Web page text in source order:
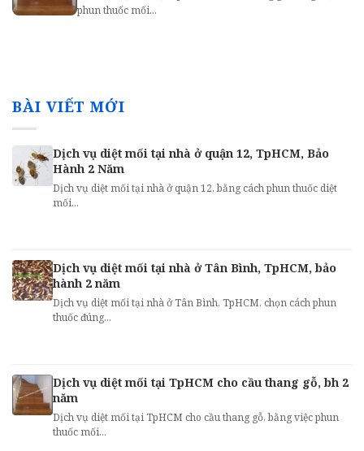
phun thuốc mối...
BÀI VIẾT MỚI
Dịch vụ diệt mối tại nhà ở quận 12, TpHCM, Bảo
Hành 2 Năm
Dịch vụ diệt mối tại nhà ở quận 12, bằng cách phun thuốc diệt
mối...
Dịch vụ diệt mối tại nhà ở Tân Bình, TpHCM, bảo
hành 2 năm
Dịch vụ diệt mối tại nhà ở Tân Bình, TpHCM, chọn cách phun
thuốc đúng...
Dịch vụ diệt mối tại TpHCM cho cầu thang gỗ, bh 2
năm
Dịch vụ diệt mối tại TpHCM cho cầu thang gỗ, bằng việc phun
thuốc mối...